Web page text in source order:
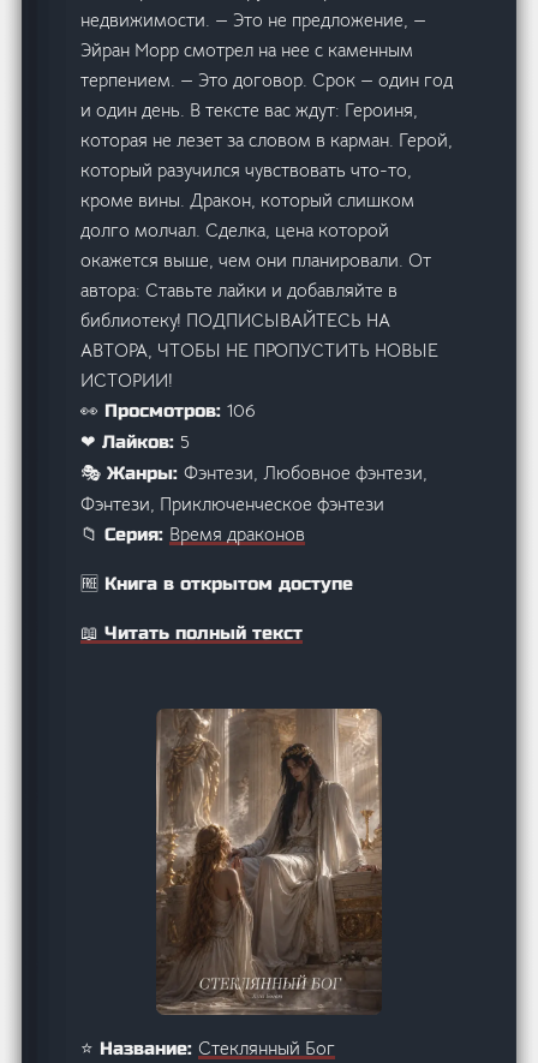
недвижимости. — Это не предложение, —
Эйран Морр смотрел на нее с каменным
терпением. — Это договор. Срок — один год
и один день. В тексте вас ждут: Героиня,
которая не лезет за словом в карман. Герой,
который разучился чувствовать что-то,
кроме вины. Дракон, который слишком
долго молчал. Сделка, цена которой
окажется выше, чем они планировали. От
автора: Ставьте лайки и добавляйте в
библиотеку! ПОДПИСЫВАЙТЕСЬ НА
АВТОРА, ЧТОБЫ НЕ ПРОПУСТИТЬ НОВЫЕ
ИСТОРИИ!
👀 Просмотров:106
❤ Лайков: 5
🎭 Жанры:Фэнтези, Любовное фэнтези,
Фэнтези, Приключенческое фэнтези
📁 Серия: Время драконов
🆓 Книга в открытом доступе
📖 Читать полный текст
⭐ Название:Стеклянный Бог